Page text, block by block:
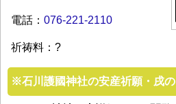
電話： 076-221-2110
祈祷料：?
※石川護國神社の安産祈願・戌